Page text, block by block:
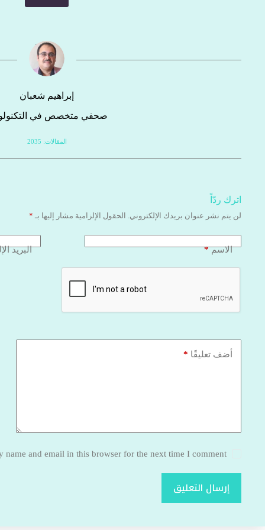
إبراهيم شعبان
صحفي متخصص في
المقالات: 2035
اترك ردّاً
لن يتم نشر عنوان بريدك الإلكتروني. الحقول الإلزامية مشار إليها بـ *
الاسم* البريد
أضف تعليقًا *
name and email in this browser for the next time I comment.
إرسال التعليق